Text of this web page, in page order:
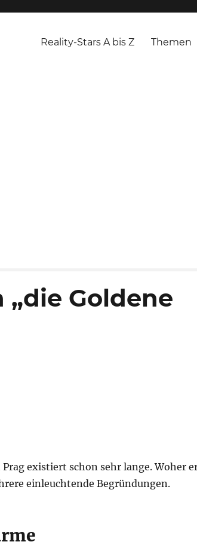
Reality-Stars A bis Z Themen
Goldene
existiert schon sehr lange. Woher
einleuchtende Begründungen.